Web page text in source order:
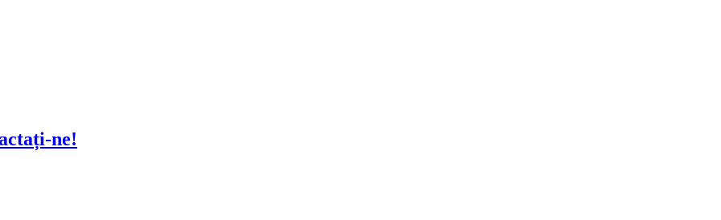
ne!